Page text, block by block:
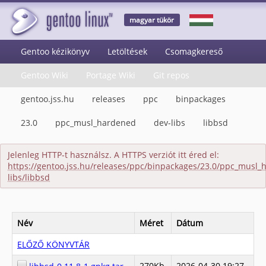
magyar tükör
Gentoo kézikönyv Letöltések Csomagkereső
Gentoo Wiki Portage Wiki Git repos
gentoo.jss.hu releases ppc binpackages
23.0 ppc_musl_hardened dev-libs libbsd
Jelenleg HTTP-t használsz. A HTTPS verziót itt éred el:
https://gentoo.jss.hu/releases/ppc/binpackages/23.0/
libs/libbsd
Név Méret
Dátum
ELŐZŐ KÖNYVTÁR